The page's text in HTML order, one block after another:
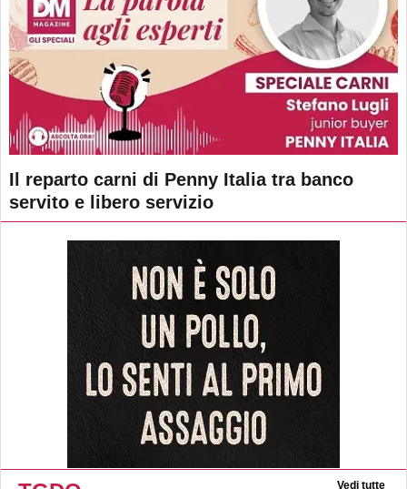
Il reparto carni di Penny Italia tra banco
servito e libero servizio
Vedi tutte